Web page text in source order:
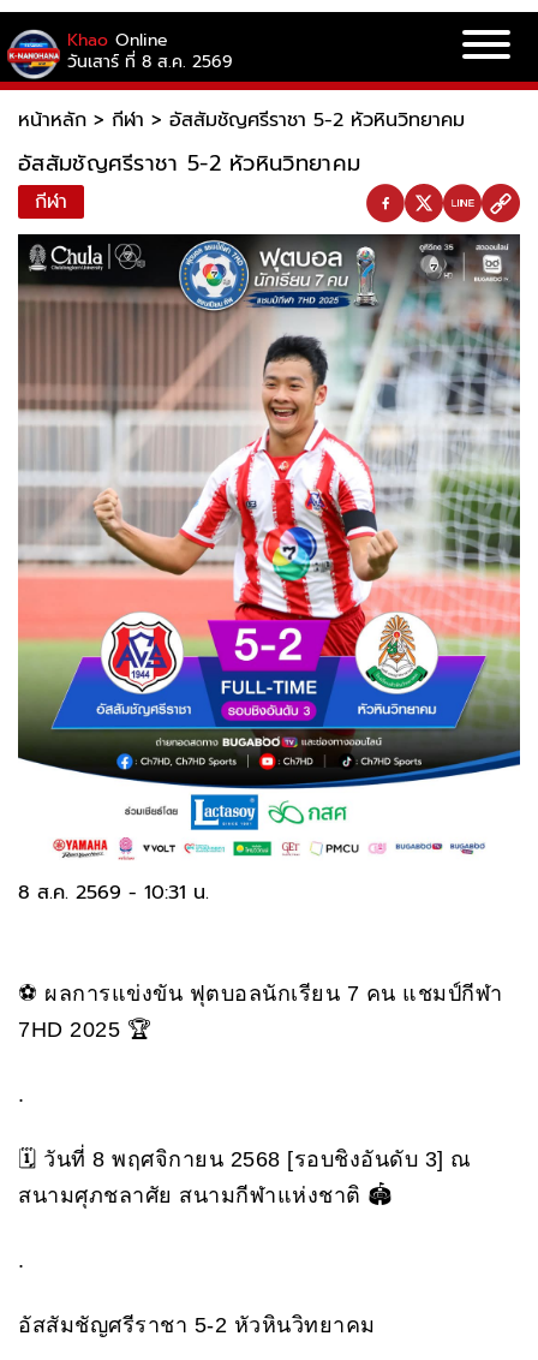
Khao Online
วันเสาร์ ที่ 8 ส.ค. 2569
หน้าหลัก > กีฬา > อัสสัมชัญศรีราชา 5-2 หัวหินวิทยาคม
อัสสัมชัญศรีราชา 5-2 หัวหินวิทยาคม
กีฬา
8 ส.ค. 2569 - 10:31 น.
⚽ ผลการแข่งขัน ฟุตบอลนักเรียน 7 คน แชมป์กีฬา
7HD 2025 🏆
.
🗓 วันที่ 8 พฤศจิกายน 2568 [รอบชิงอันดับ 3] ณ
สนามศุภชลาศัย สนามกีฬาแห่งชาติ 🏟
.
อัสสัมชัญศรีราชา 5-2 หัวหินวิทยาคม